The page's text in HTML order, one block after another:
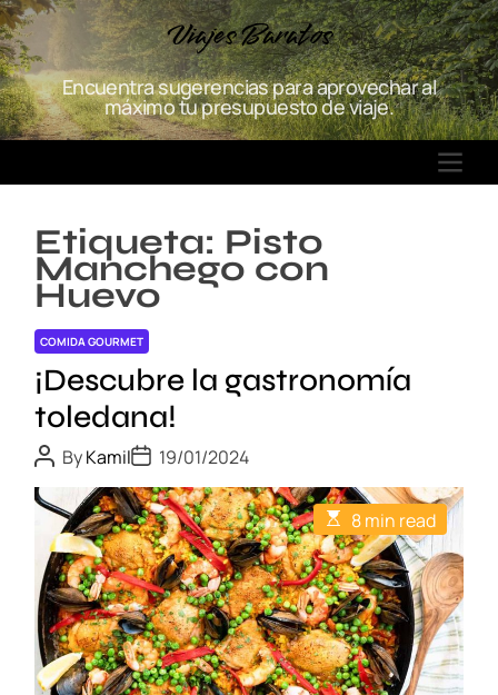
S
k
i
p
t
o
Viajes Baratos
Encuentra sugerencias para aprovechar al
máximo tu presupuesto de viaje.
M
E
Etiqueta: Pisto
Manchego con
Huevo
COMIDA GOURMET
¡Descubre la gastronomía
toledana!
P
o
s
t
h
o
r
ByKamilP
o
s
t
D
a
t
e
19/01/2024
E
s
t
i
m
a
t
e
d
r
8 min read